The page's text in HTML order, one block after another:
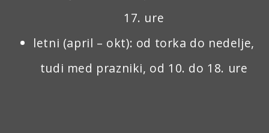
17. ure
letni (april – okt): od torka do nedelje,
tudi med prazniki, od 10. do 18. ure